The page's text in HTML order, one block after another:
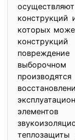
конструкций
которых